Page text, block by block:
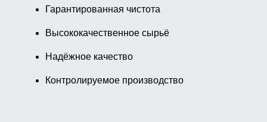
Гарантированная чистота
Высококачественное сырьё
Надёжное качество
Контролируемое производство